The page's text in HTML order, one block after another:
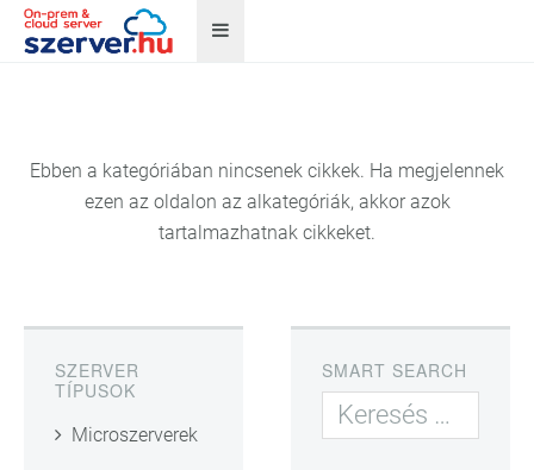
Ebben a kategóriában nincsenek cikkek. Ha megjelennek
ezen az oldalon az alkategóriák, akkor azok
tartalmazhatnak cikkeket.
SZERVER
TÍPUSOK
Microszerverek
SMART SEARCH